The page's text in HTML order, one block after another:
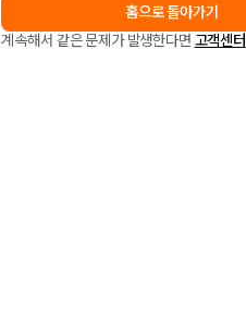
홈으로 돌아가기
계속해서 같은 문제가 발생한다면 고객센터